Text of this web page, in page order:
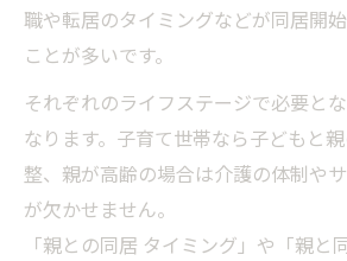
職や転居のタイミングなどが同居開
ことが多いです。
それぞれのライフステージで必要と
なります。子育て世帯なら子どもと
整、親が高齢の場合は介護の体制や
が欠かせません。
「親との同居 タイミング」や「親と